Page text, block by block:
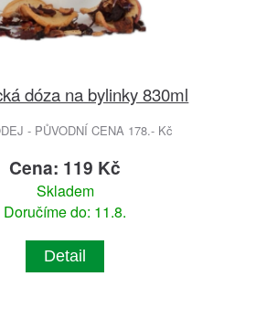
dóza na bylinky 830ml
- PŮVODNÍ CENA 178.- Kč
Cena: 119 Kč
Skladem
Doručíme do: 11.8.
Detail